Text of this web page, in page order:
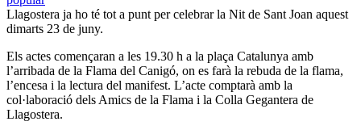
Llagostera ja ho té tot a punt per celebrar la Nit de Sant Joan aquest
dimarts 23 de juny.
Els actes començaran a les 19.30 h a la plaça Catalunya amb
l’arribada de la Flama del Canigó, on es farà la rebuda de la flama,
l’encesa i la lectura del manifest. L’acte comptarà amb la
col·laboració dels Amics de la Flama i la Colla Gegantera de
Llagostera.